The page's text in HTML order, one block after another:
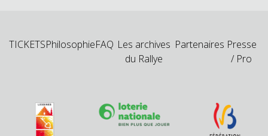
TICKETSPhilosophieFAQ Les archives
du Rallye
Partenaires Presse
/ Pro